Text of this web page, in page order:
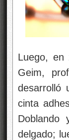
Luego, en
Geim,
desarrolló
cinta
Doblando
delgado;